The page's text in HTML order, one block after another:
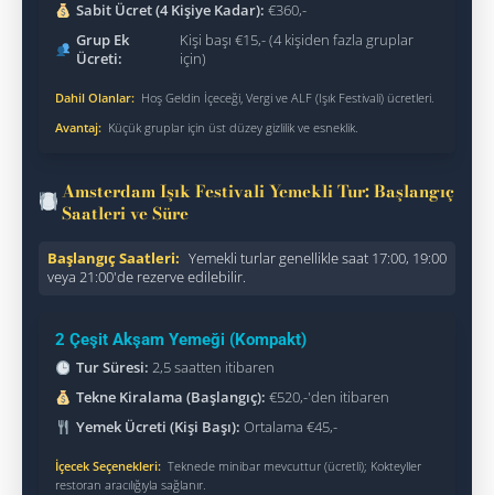
Sabit Ücret (4 Kişiye Kadar):€360,-
Grup Ek
Ücreti:
Kişi başı €15,- (4 kişiden fazla gruplar
için)
Dahil Olanlar: Hoş Geldin İçeceği, Vergi ve ALF (Işık Festivali) ücretleri.
Avantaj: Küçük gruplar için üst düzey gizlilik ve esneklik.
Amsterdam Işık Festivali Yemekli Tur: Başlangıç
Saatleri ve Süre
Başlangıç Saatleri: Yemekli turlar genellikle saat 17:00, 19:00
veya 21:00'de rezerve edilebilir.
2 Çeşit Akşam Yemeği (Kompakt)
Tur Süresi:2,5 saatten itibaren
Tekne Kiralama (Başlangıç):€520,-'den itibaren
Yemek Ücreti (Kişi Başı):Ortalama €45,-
İçecek Seçenekleri: Teknede minibar mevcuttur (ücretli); Kokteyller
restoran aracılığıyla sağlanır.